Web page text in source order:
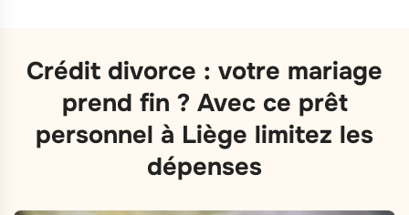
Crédit divorce : votre mariage
prend fin ? Avec ce prêt
personnel à Liège limitez les
dépenses